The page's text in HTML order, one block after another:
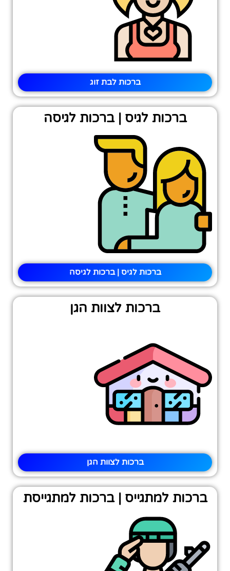
ברכות לבת זוג
ברכות לגיס | ברכות לגיסה
ברכות לגיס | ברכות לגיסה
ברכות לצוות הגן
ברכות לצוות הגן
ברכות למתגייס | ברכות למתגייסת